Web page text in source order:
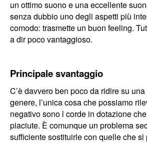
un ottimo suono e una eccellente
senza dubbio uno degli aspetti più
comodo: trasmette un buon feeling.
a dir poco vantaggioso.
Principale svantaggio
C’è davvero ben poco da ridire su
genere, l’unica cosa che possiamo
negativo sono l corde in dotazione
piaciute. È comunque un problema
sufficiente sostituirle con quelle che si